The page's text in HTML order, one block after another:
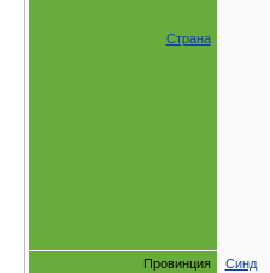
Страна
Провинция Синд